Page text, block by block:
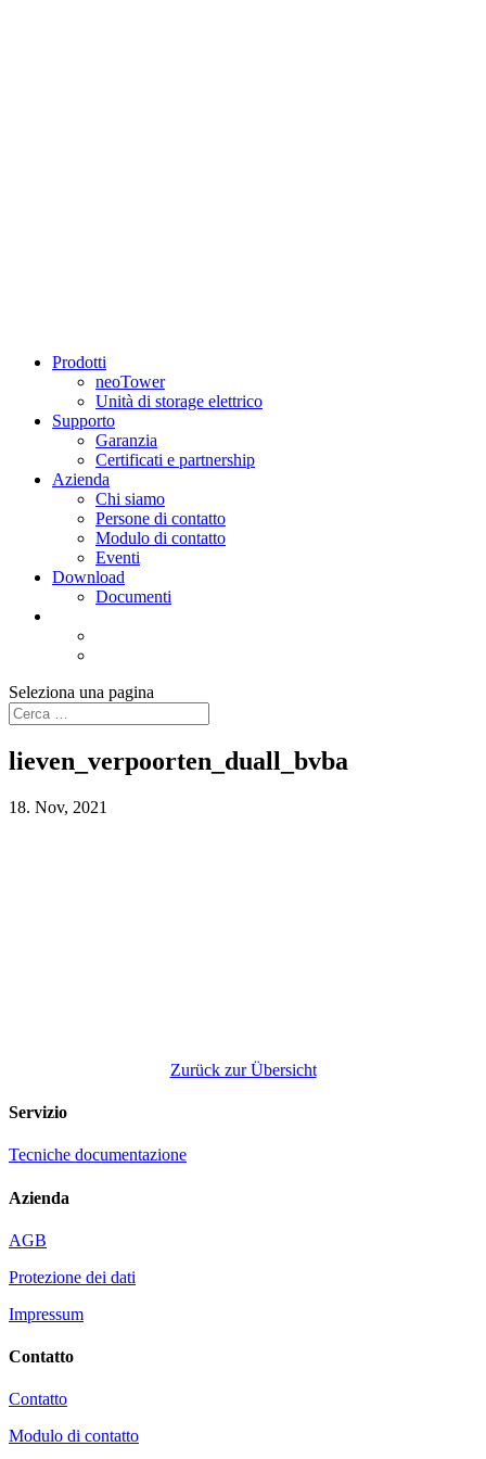
Prodotti
neoTower
Unità di storage elettrico
Supporto
Garanzia
Certificati e partnership
Azienda
Chi siamo
Persone di contatto
Modulo di contatto
Eventi
Download
Documenti
Seleziona una pagina
lieven_verpoorten_duall_bvba
18. Nov, 2021
Zurück zur Übersicht
Servizio
Tecniche documentazione
Azienda
AGB
Protezione dei dati
Impressum
Contatto
Contatto
Modulo di contatto